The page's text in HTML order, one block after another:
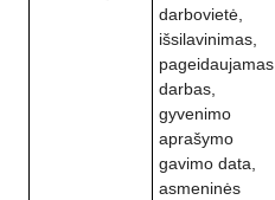
darbovietė,
išsilavinimas,
pageidaujamas
darbas,
gyvenimo
aprašymo
gavimo data,
asmeninės